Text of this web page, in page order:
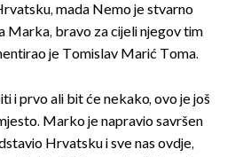
mada Nemo je stvarno
Marka, bravo za cijeli njegov tim
je Tomislav Marić Toma.
i prvo ali bit će nekako, ovo je još
Marko je napravio savršen
Hrvatsku i sve nas ovdje,